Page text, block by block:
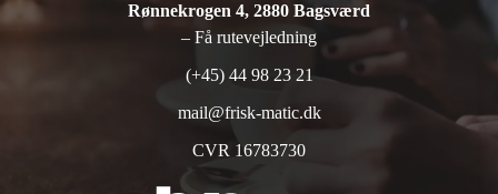
Rønnekrogen 4, 2880 Bagsværd
– Få rutevejledning
(+45) 44 98 23 21
mail@frisk-matic.dk
CVR 16783730